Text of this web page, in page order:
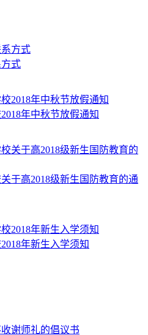
式
年中秋节放假通知
于高2018级新生国防教育的通
年新生入学须知